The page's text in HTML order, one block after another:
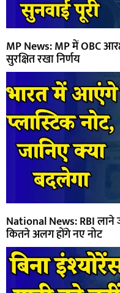
MP News: MP में OBC
सुरक्षित रखा निर्णय
National News: RBI लाने
कितने अलग होंगे नए नोट